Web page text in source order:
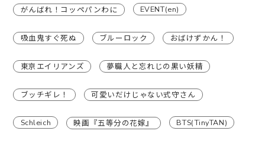
がんばれ！コッペパンわに EVENT(en)
吸血鬼すぐ死ぬ ブルーロック おばけずかん！
東京エイリアンズ 夢職人と忘れじの黒い妖精
ブッチギレ！ 可愛いだけじゃない式守さん
Schleich 映画『五等分の花嫁』 BTS(TinyTAN)